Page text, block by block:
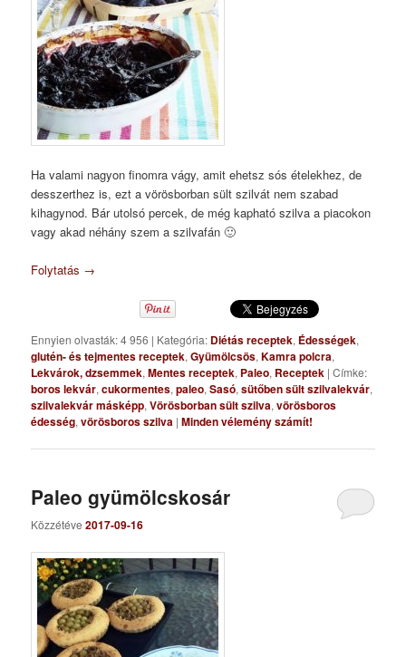
Ha valami nagyon finomra vágy, amit ehetsz sós ételekhez, de
desszerthez is, ezt a vörösborban sült szilvát nem szabad
kihagynod. Bár utolsó percek, de még kapható szilva a piacokon
vagy akad néhány szem a szilvafán 🙂
Folytatás →
Ennyien olvasták: 4 956 | Kategória: Diétás receptek, Édességek,
glutén- és tejmentes receptek,Gyümölcsös,Kamra polcra,
Lekvárok, dzsemmek,Mentes receptek, Paleo, Receptek |Címke:
boros lekvár,cukormentes,paleo,Sasó,sütőben sült szilvalekvár,
szilvalekvár másképp,Vörösborban sült szilva,vörösboros
édesség,vörösboros szilva |Minden vélemény számít!
Paleo gyümölcskosár
Közzétéve2017-09-16